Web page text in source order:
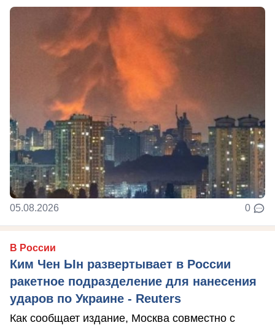
05.08.2026 0
В России
Ким Чен Ын развертывает в России
ракетное подразделение для нанесения
ударов по Украине - Reuters
Как сообщает издание, Москва совместно с